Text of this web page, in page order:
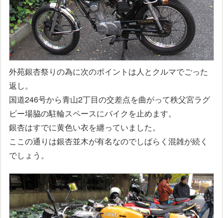
外苑銀杏祭りの為に次のポイントは人とクルマでごった
返し。
国道246号から青山2丁目の交差点を曲がって秩父宮ラグ
ビー場脇の駐輪スペースにバイクを止めます。
銀杏はすでに黄色い衣を纏っていました。
ここの通りは銀杏並木が有名なのでしばらく混雑が続く
でしょう。